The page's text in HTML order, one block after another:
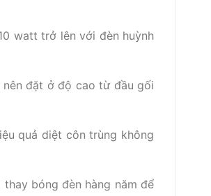
watt trở lên với đèn huỳnh
đặt ở độ cao từ đầu gối
quả diệt côn trùng không
bóng đèn hàng năm để